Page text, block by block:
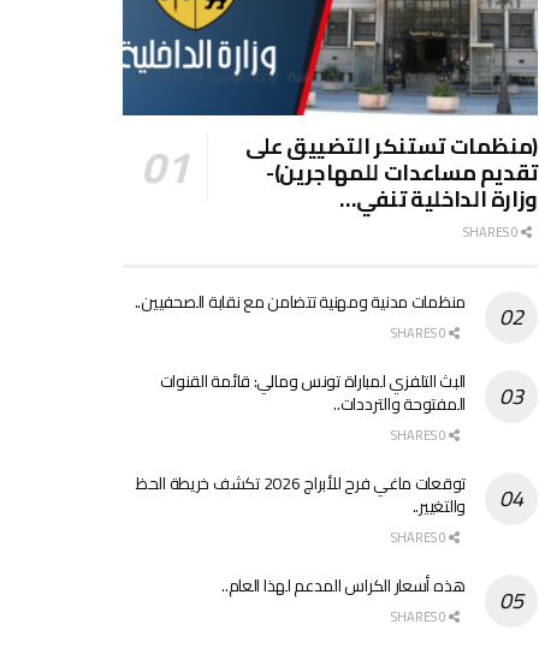
(منظمات تستنكر التضييق على
تقديم مساعدات للمهاجرين)-
وزارة الداخلية تنفي…
منظمات مدنية ومهنية تتضامن مع نقابة الصحفيين..
البث التلفزي لمباراة تونس ومالي: قائمة القنوات
المفتوحة والترددات..
توقعات ماغي فرح للأبراج 2026 تكشف خريطة الحظ
والتغيير..
هذه أسعار الكراس المدعم لهذا العام..